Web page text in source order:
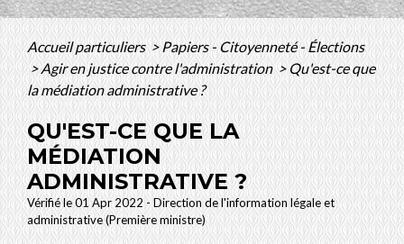
Accueil particuliers>Papiers - Citoyenneté - Élections
>Agir en justice contre l'administration> Qu'est-ce que
la médiation administrative ?
QU'EST-CE QUE LA
MÉDIATION
ADMINISTRATIVE ?
Vérifié le 01 Apr 2022 - Direction de l'information légale et
administrative (Première ministre)